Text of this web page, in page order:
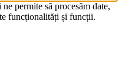
permite să procesăm date,
funcționalități și funcții.